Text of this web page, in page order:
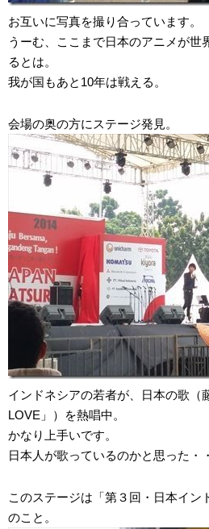
お互いに写真を撮り合っています。
うーむ、ここまで日本のアニメが世
るとは。
我が国もあと10年は戦える。
会場の奥の方にステージ発見。
インドネシアの若者が、日本の歌（
LOVE」）を熱唱中。
かなり上手いです。
日本人が歌っているのかと思った・
このステージは「第３回・日本イン
のこと。